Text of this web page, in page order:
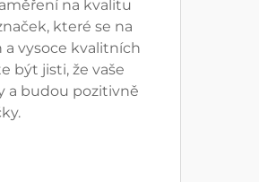
na kvalitu
které se na
vysoce kvalitních
být jisti, že vaše
a budou pozitivně